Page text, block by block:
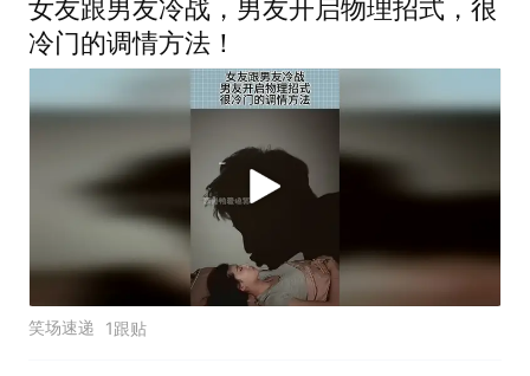
女友跟男友冷战，男友开启物理招式，很
冷门的调情方法！
笑场速递 1跟贴